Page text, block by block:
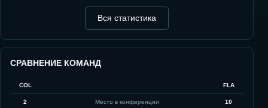
Вся статистика
СРАВНЕНИЕ КОМАНД
COL FLA
2 Место в конференции 10